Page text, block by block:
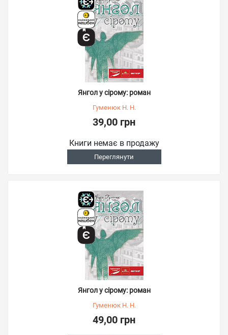
Янгол у сірому: роман
Гуменюк Н. Н.
39,00 грн
Книги немає в продажу
Переглянути
Янгол у сірому: роман
Гуменюк Н. Н.
49,00 грн